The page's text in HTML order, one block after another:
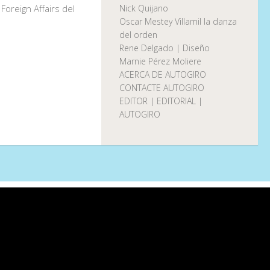
Affairs del
Nick Quijano
Oscar Mestey Villamil la danza
del orden
Rene Delgado | Diseño
Marnie Pérez Moliere
ACERCA DE AUTOGIRO
CONTACTE AUTOGIRO
EDITOR | EDITORIAL |
AUTOGIRO